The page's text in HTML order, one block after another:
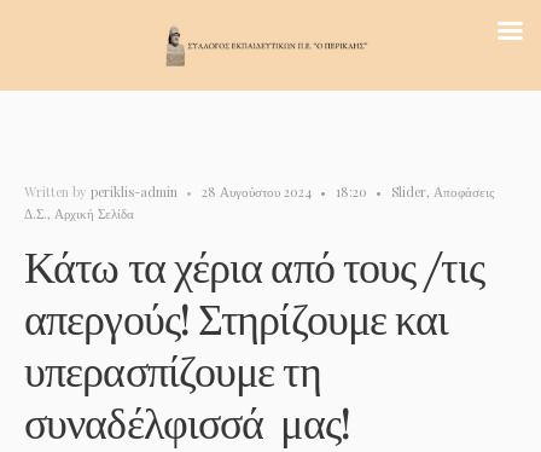
Written by periklis-admin • 28 Αυγούστου 2024 • 18:20 • Slider, Αποφάσεις
Δ.Σ., Αρχική Σελίδα
Κάτω τα χέρια από τους /τις
απεργούς! Στηρίζουμε και
υπερασπίζουμε τη
συναδέλφισσά μας!